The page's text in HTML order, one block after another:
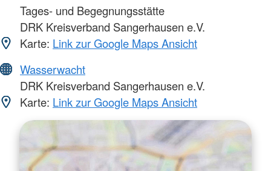
Tages- und Begegnungsstätte
DRK Kreisverband Sangerhausen e.V.
Karte: Link zur Google Maps Ansicht
Wasserwacht
DRK Kreisverband Sangerhausen e.V.
Karte: Link zur Google Maps Ansicht